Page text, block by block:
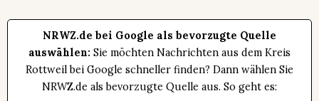
NRWZ.de bei Google als bevorzugte Quelle
auswählen: Sie möchten Nachrichten aus dem Kreis
Rottweil bei Google schneller finden? Dann wählen Sie
NRWZ.de als bevorzugte Quelle aus. So geht es: